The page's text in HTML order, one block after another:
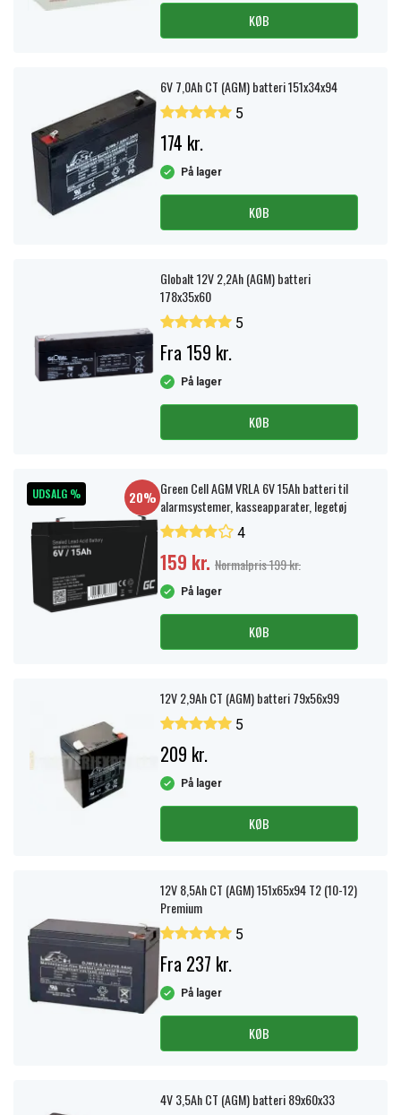
KØB
6V 7,0Ah CT (AGM) batteri 151x34x94
5
174 kr.
På lager
KØB
Globalt 12V 2,2Ah (AGM) batteri
178x35x60
5
Fra 159 kr.
På lager
KØB
UDSALG % 20% Green Cell AGM VRLA 6V 15Ah batteri til
alarmsystemer, kasseapparater, legetøj
4
159 kr. Normalpris 199 kr.
På lager
KØB
12V 2,9Ah CT (AGM) batteri 79x56x99
5
209 kr.
På lager
KØB
12V 8,5Ah CT (AGM) 151x65x94 T2 (10-12)
Premium
5
Fra 237 kr.
På lager
KØB
4V 3,5Ah CT (AGM) batteri 89x60x33